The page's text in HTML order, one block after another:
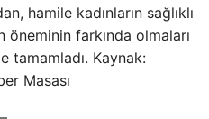
hamile kadınların sağlıklı
öneminin farkında olmaları
tamamladı. Kaynak:
Masası